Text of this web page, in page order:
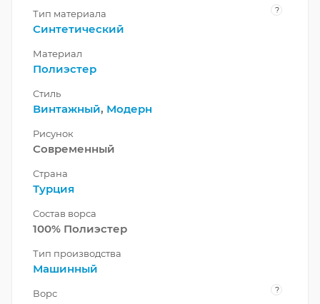
Тип материала ?
Синтетический
Материал
Полиэстер
Стиль
Винтажный, Модерн
Рисунок
Современный
Страна
Турция
Состав ворса
100% Полиэстер
Тип производства
Машинный
Ворс ?